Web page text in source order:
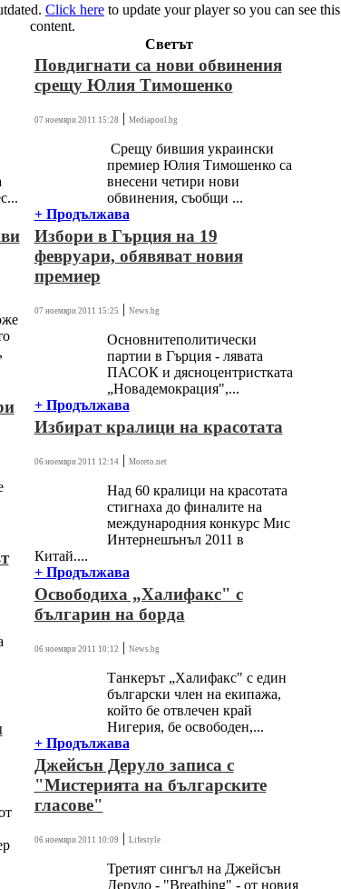
Click here to update your player so you can see this
content.
Светът
Повдигнати са нови обвинения
срещу Юлия Тимошенко
07 ноември 2011 15:28 | Mediapool.bg
Срещу бившия украински
премиер Юлия Тимошенко са
внесени четири нови
обвинения, съобщи ...
+ Продължава
Избори в Гърция на 19
февруари, обявяват новия
премиер
07 ноември 2011 15:25 | News.bg
Основнитеполитически
партии в Гърция - лявата
ПАСОК и дясноцентристката
„Новадемокрация",...
+ Продължава
Избират кралици на красотата
06 ноември 2011 12:14| Moreto.net
Над 60 кралици на красотата
стигнаха до финалите на
международния конкурс Мис
Интернешънъл 2011 в
Китай....
+ Продължава
Освободиха „Халифакс" с
българин на борда
06 ноември 2011 10:12 | News.bg
Танкерът „Халифакс" с един
български член на екипажа,
който бе отвлечен край
Нигерия, бе освободен,...
+ Продължава
Джейсън Деруло записа с
"Мистерията на българските
гласове"
06 ноември 2011 10:09 | Lifestyle
Третият сингъл на Джейсън
Деруло - "Breathing" - от новия